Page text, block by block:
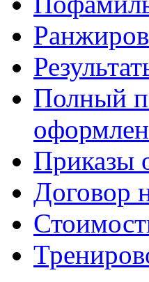
Полный
Приказы
Договор